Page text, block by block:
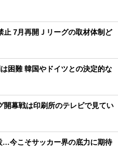
止 7月再開Ｊリーグの取材体制ど
困難 韓国やドイツとの決定的な
開幕戦は印刷所のテレビで見てい
…今こそサッカー界の底力に期待